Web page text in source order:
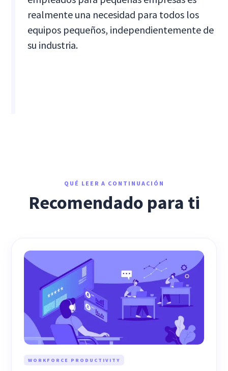
realmente una necesidad para todos los
equipos pequeños, independientemente de
su industria.
QUÉ LEER A CONTINUACIÓN
Recomendado para ti
WORKFORCE PRODUCTIVITY